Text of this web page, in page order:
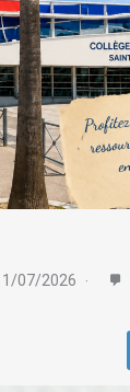
07/2026